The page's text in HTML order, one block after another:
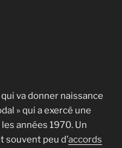
va donner naissance
» qui a exercé une
années 1970. Un
souvent peu d’accords